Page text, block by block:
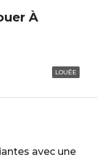
À
LOUÉE
avec une